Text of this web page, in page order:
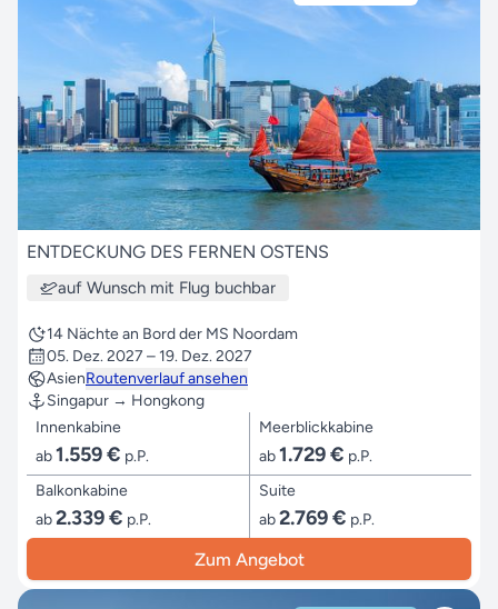
ENTDECKUNG DES FERNEN OSTENS
auf Wunsch mit Flug buchbar
14 Nächte an Bord der MS Noordam
05. Dez. 2027 – 19. Dez. 2027
AsienRoutenverlauf ansehen
Singapur → Hongkong
Innenkabine
ab1.559 € p.P.
Meerblickkabine
ab1.729 € p.P.
Balkonkabine
ab2.339 € p.P.
Suite
ab2.769 € p.P.
Zum Angebot